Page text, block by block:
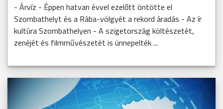
- Árvíz - Éppen hatvan évvel ezelőtt öntötte el
Szombathelyt és a Rába-völgyét a rekord áradás - Az ír
kultúra Szombathelyen - A szigetország költészetét,
zenéjét és filmművészetét is ünnepelték ...